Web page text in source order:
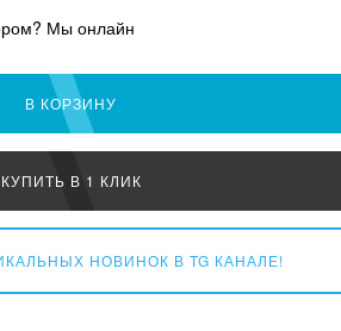
Мы онлайн
В КОРЗИНУ
КУПИТЬ В 1 КЛИК
НОВИНОК В TG КАНАЛЕ!